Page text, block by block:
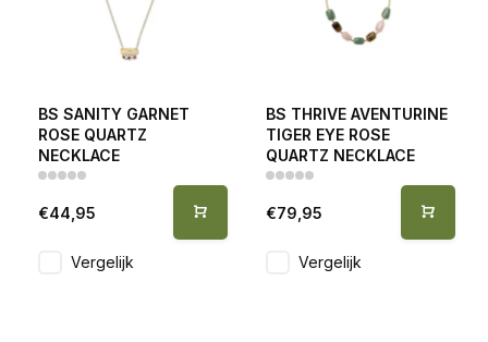
BS SANITY GARNET
ROSE QUARTZ
NECKLACE
€44,95
Vergelijk
BS THRIVE AVENTURINE
TIGER EYE ROSE
QUARTZ NECKLACE
€79,95
Vergelijk